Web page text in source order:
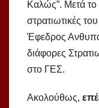
Καλώς”. Μετά το
στρατιωτικές
Έφεδρος
διάφορες
στο ΓΕΣ.
Ακολούθως,